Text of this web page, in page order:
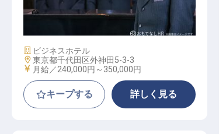
支配人候補
施設業態
ビジネスホテル
勤務地
東京都千代田区外神田5-3-3
給与
月給／240,000円～ 350,000円
キープする 詳しく見る